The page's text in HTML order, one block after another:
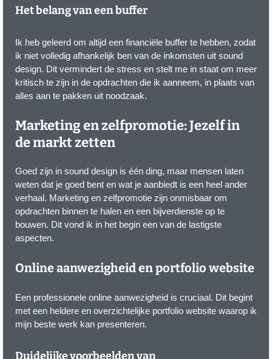
Het belang van een buffer
Ik heb geleerd om altijd een financiële buffer te hebben, zodat
ik niet volledig afhankelijk ben van de inkomsten uit sound
design. Dit vermindert de stress en stelt me in staat om meer
kritisch te zijn in de opdrachten die ik aanneem, in plaats van
alles aan te pakken uit noodzaak.
Marketing en zelfpromotie: Jezelf in
de markt zetten
Goed zijn in sound design is één ding, maar mensen laten
weten dat je goed bent en wat je aanbiedt is een heel ander
verhaal. Marketing en zelfpromotie zijn onmisbaar om
opdrachten binnen te halen en een bijverdienste op te
bouwen. Dit vond ik in het begin een van de lastigste
aspecten.
Online aanwezigheid en portfolio website
Een professionele online aanwezigheid is cruciaal. Dit begint
met een heldere en overzichtelijke portfolio website waarop ik
mijn beste werk kan presenteren.
Duidelijke voorbeelden van